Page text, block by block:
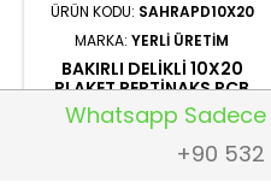
Whatsapp Sadece
+90
ÜRÜN KODU: SAHRAPD10X20
MARKA: YERLI ÜRETIM
BAKIRLI DELIKLI 10X20
PLAKET PERTINAKS PCB